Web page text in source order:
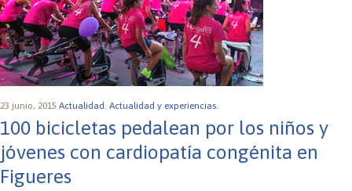
23 junio, 2015 Actualidad. Actualidad y experiencias.
100 bicicletas pedalean por los niños y
jóvenes con cardiopatía congénita en
Figueres